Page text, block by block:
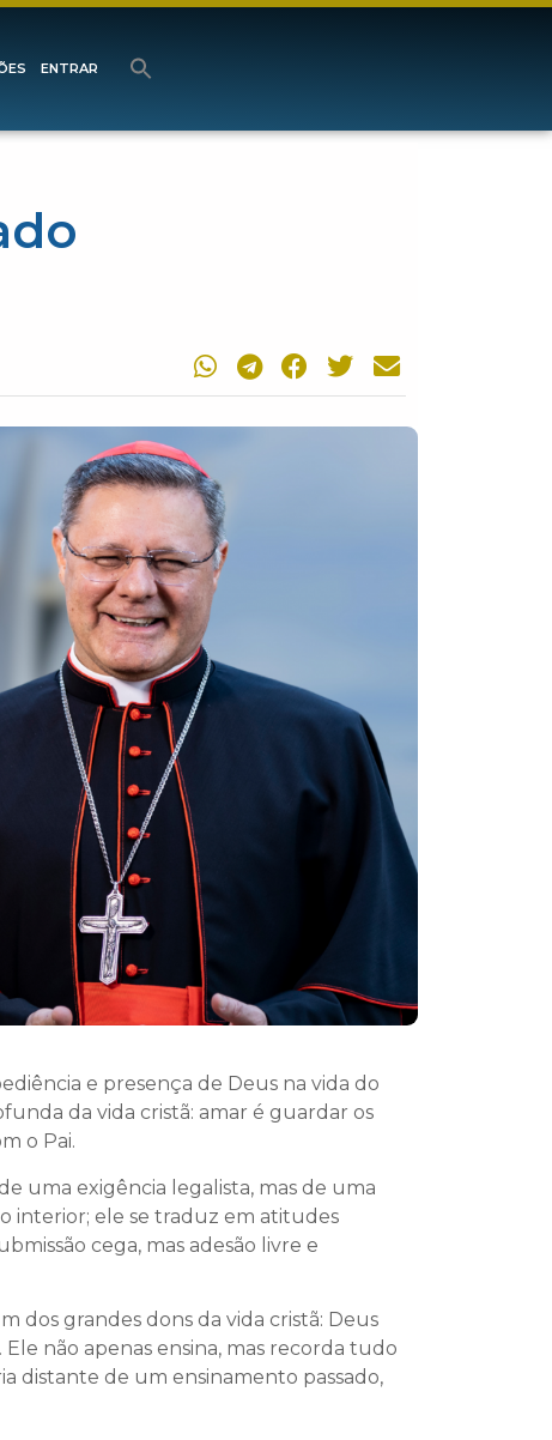
ENTRAR
e presença de Deus na vida do
da vida cristã: amar é guardar os
o Pai.
uma exigência legalista, mas de uma
interior; ele se traduz em atitudes
cega, mas adesão livre e
dos grandes dons da vida cristã: Deus
não apenas ensina, mas recorda tudo
distante de um ensinamento passado,